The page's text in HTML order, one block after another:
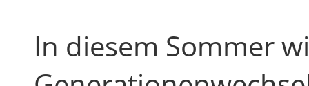
In diesem Sommer